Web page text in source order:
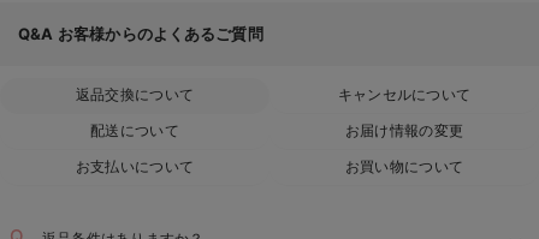
Q&A お客様からのよくあるご質問
返品交換について
キャンセルについて
配送について
お届け情報の変更
お支払いについて
お買い物について